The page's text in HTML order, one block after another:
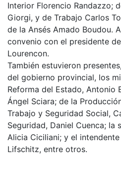
Interior Florencio Randazzo;
Giorgi, y de Trabajo Carlos
de la Ansés Amado Boudou.
convenio con el presidente
Lourencon.
También estuvieron
del gobierno provincial, los
Reforma del Estado, Antonio
Ángel Sciara; de la
Trabajo y Seguridad Social,
Seguridad, Daniel Cuenca; la
Alicia Ciciliani; y el
Lifschitz, entre otros.